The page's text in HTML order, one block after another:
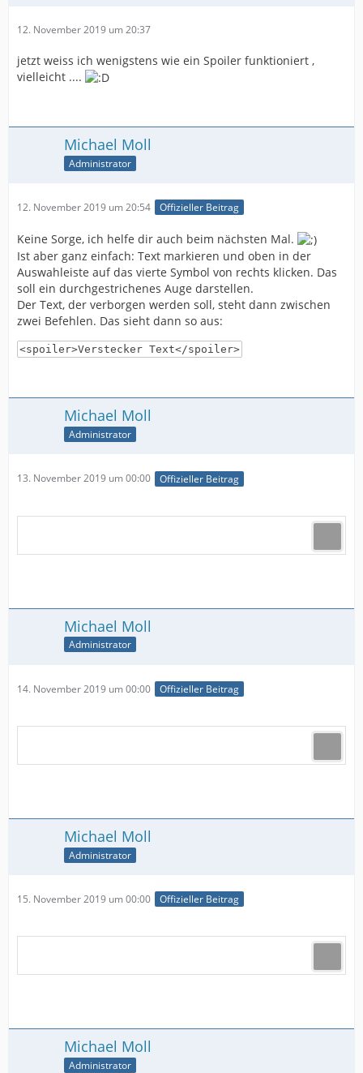
12. November 2019 um 20:37
jetzt weiss ich wenigstens wie ein Spoiler funktioniert ,
vielleicht ....
Michael Moll
Administrator
12. November 2019 um 20:54 Offizieller Beitrag
Keine Sorge, ich helfe dir auch beim nächsten Mal.
Ist aber ganz einfach: Text markieren und oben in der
Auswahleiste auf das vierte Symbol von rechts klicken. Das
soll ein durchgestrichenes Auge darstellen.
Der Text, der verborgen werden soll, steht dann zwischen
zwei Befehlen. Das sieht dann so aus:
<spoiler>Verstecker Text</spoiler>
Michael Moll
Administrator
13. November 2019 um 00:00 Offizieller Beitrag
Michael Moll
Administrator
14. November 2019 um 00:00 Offizieller Beitrag
Michael Moll
Administrator
15. November 2019 um 00:00 Offizieller Beitrag
Michael Moll
Administrator